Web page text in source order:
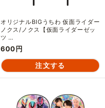
オリジナルBIGうちわ 仮面ライダー
ノクス/ノクス【仮面ライダーゼッ
ツ …
600円